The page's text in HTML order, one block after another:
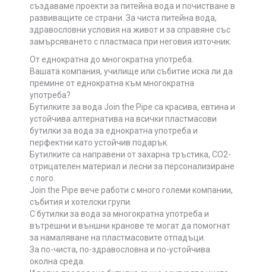
създаваме проекти за питейна вода и почистване в
развиващите се страни. За чиста питейна вода,
здравословни условия на живот и за справяне със
замърсяването с пластмаса при неговия източник.
От еднократна до многократна употреба.
Вашата компания, училище или събитие иска ли да
премине от еднократна към многократна
употреба?
Бутилките за вода Join the Pipe са красива, евтина и
устойчива алтернатива на всички пластмасови
бутилки за вода за еднократна употреба и
перфектни като устойчив подарък.
Бутилките са направени от захарна тръстика, CO2-
отрицателен материал и лесни за персонализиране
с лого.
Join the Pipe вече работи с много големи компании,
събития и хотелски групи.
С бутилки за вода за многократна употреба и
вътрешни и външни кранове те могат да помогнат
за намаляване на пластмасовите отпадъци.
За по-чиста, по-здравословна и по-устойчива
околна среда.